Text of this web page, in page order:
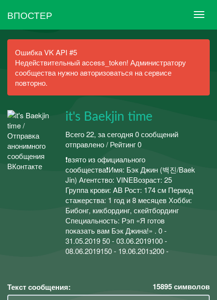
ВПОСТЕР
Ошибка VK API #5
Недействительный access_token! Администратору
сообщества нужно авторизоваться на сервисе
повторно.
it's Baekjin time
Всего 22, за сегодня 0 сообщений
отправлено / Рейтинг 0
❗взято из официального
сообщества❗Имя: Бэк Джин (백진/Baek
Jin) Агентство: VINEВозраст: 25
Группа крови: AB Рост: 174 см Период
стажерства: 1 год и 8 месяцев Хобби:
Бибонг, кикбординг, скейтбординг
Специальность: Рэп «Я готов
показать вам Бэк Джина!» . 0 -
31.05.2019 50 - 03.06.2019100 -
08.06.2019150 - 19.06.201з200 -
Текст сообщения: 15895символов